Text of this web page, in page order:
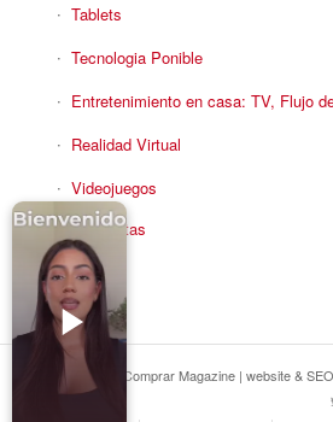
Tablets
Tecnologia Ponible
Entretenimiento en casa: TV, Flujo
Realidad Virtual
Videojuegos
Reciba Ofertas
© Copyright - Comprar Magazine | website &